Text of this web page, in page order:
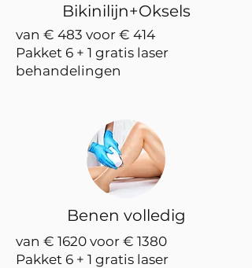
Bikinilijn+Oksels
van € 483 voor € 414
Pakket 6 + 1 gratis laser
behandelingen
Benen volledig
van € 1620 voor € 1380
Pakket 6 + 1 gratis laser